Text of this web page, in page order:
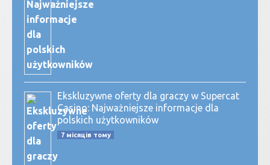
Ekskluzywne oferty dla graczy w Supercat
Casino: Najważniejsze informacje dla
polskich użytkowników
7 місяців тому